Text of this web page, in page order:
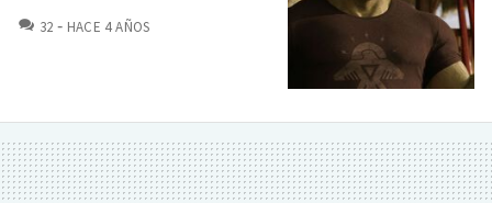
32 COMENTARIOS
HACE 4 AÑOS